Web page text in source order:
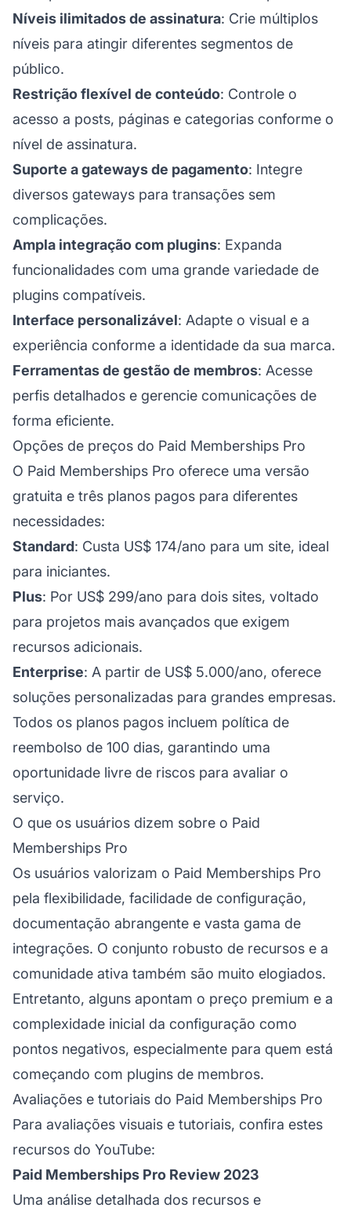
Níveis ilimitados de assinatura: Crie múltiplos
níveis para atingir diferentes segmentos de
público.
Restrição flexível de conteúdo: Controle o
acesso a posts, páginas e categorias conforme o
nível de assinatura.
Suporte a gateways de pagamento: Integre
diversos gateways para transações sem
complicações.
Ampla integração com plugins: Expanda
funcionalidades com uma grande variedade de
plugins compatíveis.
Interface personalizável: Adapte o visual e a
experiência conforme a identidade da sua marca.
Ferramentas de gestão de membros: Acesse
perfis detalhados e gerencie comunicações de
forma eficiente.
Opções de preços do Paid Memberships Pro
O Paid Memberships Pro oferece uma versão
gratuita e três planos pagos para diferentes
necessidades:
Standard: Custa US$ 174/ano para um site, ideal
para iniciantes.
Plus: Por US$ 299/ano para dois sites, voltado
para projetos mais avançados que exigem
recursos adicionais.
Enterprise: A partir de US$ 5.000/ano, oferece
soluções personalizadas para grandes empresas.
Todos os planos pagos incluem política de
reembolso de 100 dias, garantindo uma
oportunidade livre de riscos para avaliar o
serviço.
O que os usuários dizem sobre o Paid
Memberships Pro
Os usuários valorizam o Paid Memberships Pro
pela flexibilidade, facilidade de configuração,
documentação abrangente e vasta gama de
integrações. O conjunto robusto de recursos e a
comunidade ativa também são muito elogiados.
Entretanto, alguns apontam o preço premium e a
complexidade inicial da configuração como
pontos negativos, especialmente para quem está
começando com plugins de membros.
Avaliações e tutoriais do Paid Memberships Pro
Para avaliações visuais e tutoriais, confira estes
recursos do YouTube:
Paid Memberships Pro Review 2023
Uma análise detalhada dos recursos e